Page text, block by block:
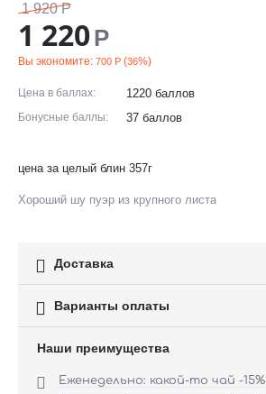
1 920 Р
1 220Р
Вы экономите: 700 Р (36%)
Цена в баллах: 1220 баллов
Бонусные баллы: 37 баллов
цена за целый блин 357г
Хороший шу пуэр из крупного листа
 Доставка
 Варианты оплаты
Наши преимущества
 Еженедельно: какой-то чай -15%